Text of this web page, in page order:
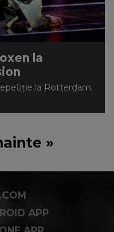
la
la Rotterdam.
»
APP